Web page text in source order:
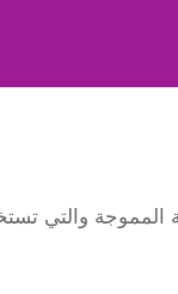
المموجة والتي